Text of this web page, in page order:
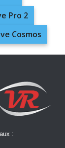
Pro 2
Cosmos
: